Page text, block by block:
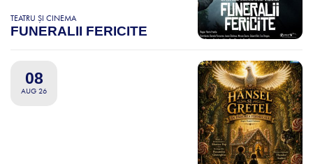
TEATRU ȘI CINEMA
FUNERALII FERICITE
08
AUG 26